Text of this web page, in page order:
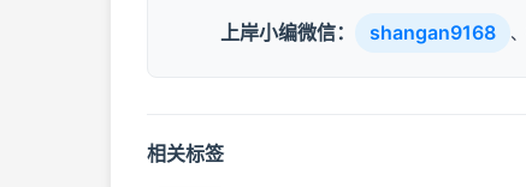
上岸小编微信： shangan9168 、
相关标签